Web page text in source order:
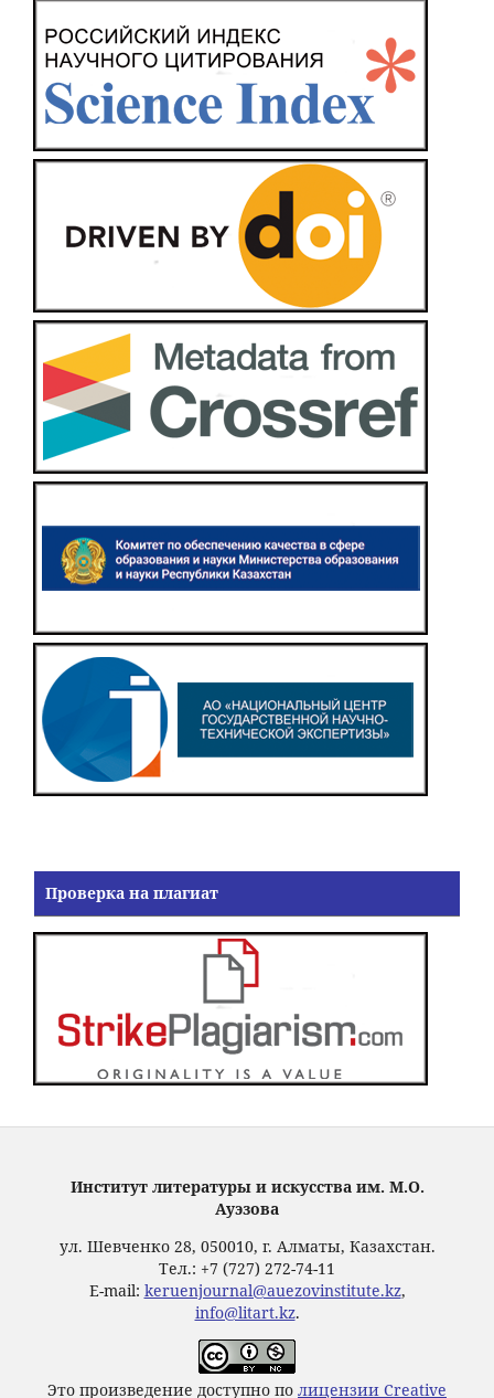
Проверка на плагиат
Институт литературы и искусства им. М.О.
Ауэзова
ул. Шевченко 28, 050010, г. Алматы, Казахстан.
Тел.: +7 (727) 272-74-11
E-mail: keruenjournal@auezovinstitute.kz,
info@litart.kz.
Это произведение доступно по лицензии Creative